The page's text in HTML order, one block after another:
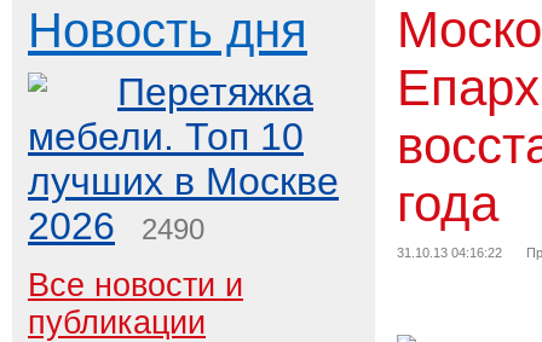
Новость дня
Перетяжка
мебели. Топ 10
лучших в Москве
2026
2490
Все новости и
публикации
года
31.10.13 04:16:22